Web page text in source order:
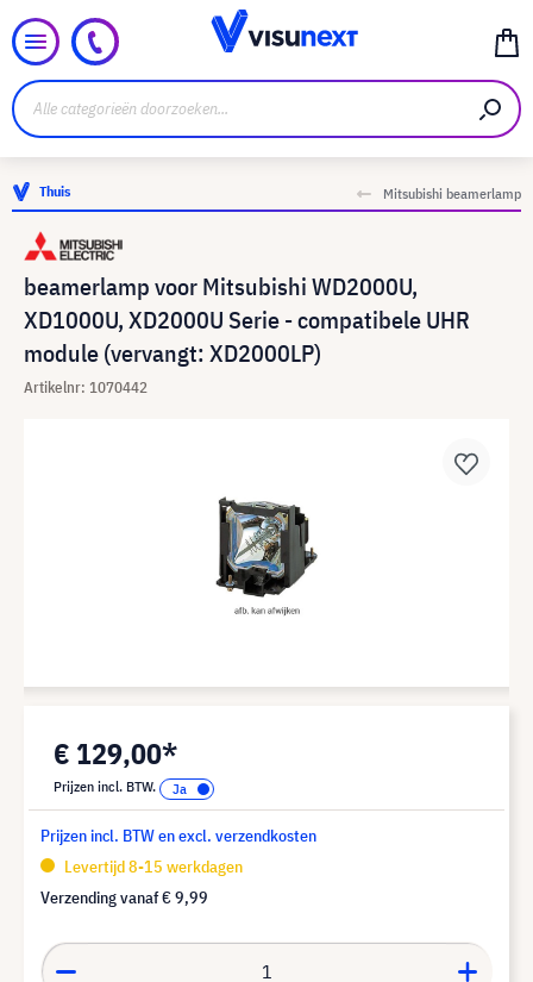
Thuis Mitsubishi beamerlamp
beamerlamp voor Mitsubishi WD2000U,
XD1000U, XD2000U Serie - compatibele UHR
module (vervangt: XD2000LP)
Artikelnr: 1070442
€ 129,00*
Prijzen incl. BTW.
Prijzen incl. BTW en excl. verzendkosten
Levertijd 8-15 werkdagen
Verzending vanaf€ 9,99